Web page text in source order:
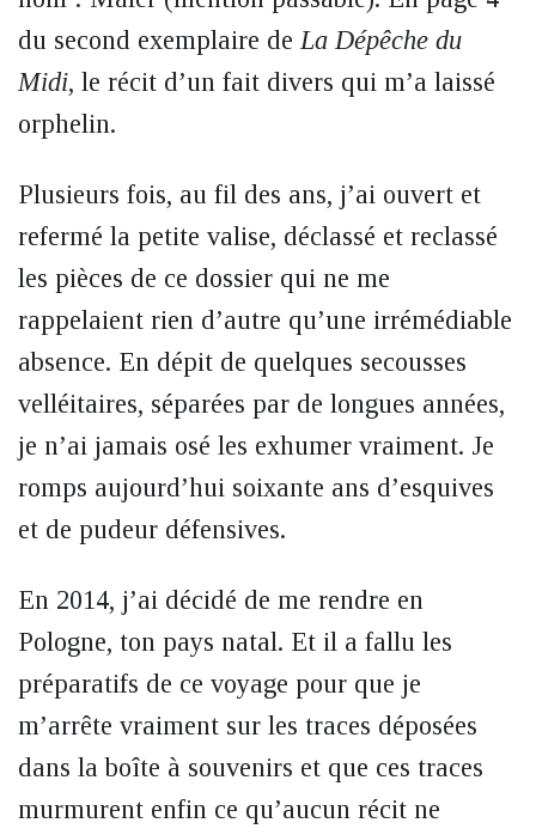
du second exemplaire deLa Dépêche du
Midi, le récit d’un fait divers qui m’a laissé
orphelin.
Plusieurs fois, au fil des ans, j’ai ouvert et
refermé la petite valise, déclassé et reclassé
les pièces de ce dossier qui ne me
rappelaient rien d’autre qu’une irrémédiable
absence. En dépit de quelques secousses
velléitaires, séparées par de longues années,
je n’ai jamais osé les exhumer vraiment. Je
romps aujourd’hui soixante ans d’esquives
et de pudeur défensives.
En 2014, j’ai décidé de me rendre en
Pologne, ton pays natal. Et il a fallu les
préparatifs de ce voyage pour que je
m’arrête vraiment sur les traces déposées
dans la boîte à souvenirs et que ces traces
murmurent enfin ce qu’aucun récit ne